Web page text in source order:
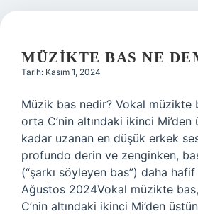
MÜZIKTE BAS NE
Tarih: Kasım 1, 2024
Müzik bas nedir? Vokal müzikte
orta C’nin altındaki ikinci Mi’den
kadar uzanan en düşük erkek
profundo derin ve zenginken,
(“şarkı söyleyen bas”) daha
Ağustos 2024Vokal müzikte
C’nin altındaki ikinci Mi’den